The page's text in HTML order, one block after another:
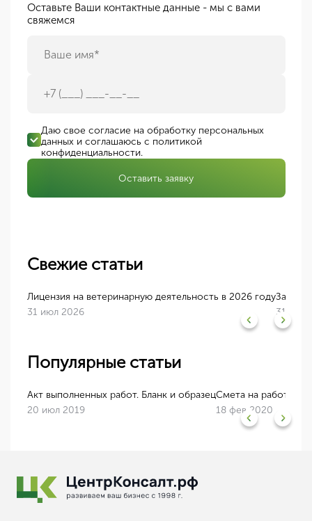
Оставьте Ваши контактные данные - мы с вами
свяжемся
Даю свое согласие на обработку персональных
данных и соглашаюсь с политикой
конфиденциальности.
Оставить заявку
Свежие статьи
Лицензия на ветеринарную деятельность в 2026 году
31 июл 2026
Зачем
31 июл
Популярные статьи
Акт выполненных работ. Бланк и образец
20 июл 2019
Смета на работы -
18 фев 2020